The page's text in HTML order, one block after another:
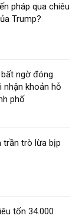
pháp qua chiêu
Trump?
ngờ đóng
nhận khoản hỗ
phố
trần trò lừa bịp
tốn 34.000